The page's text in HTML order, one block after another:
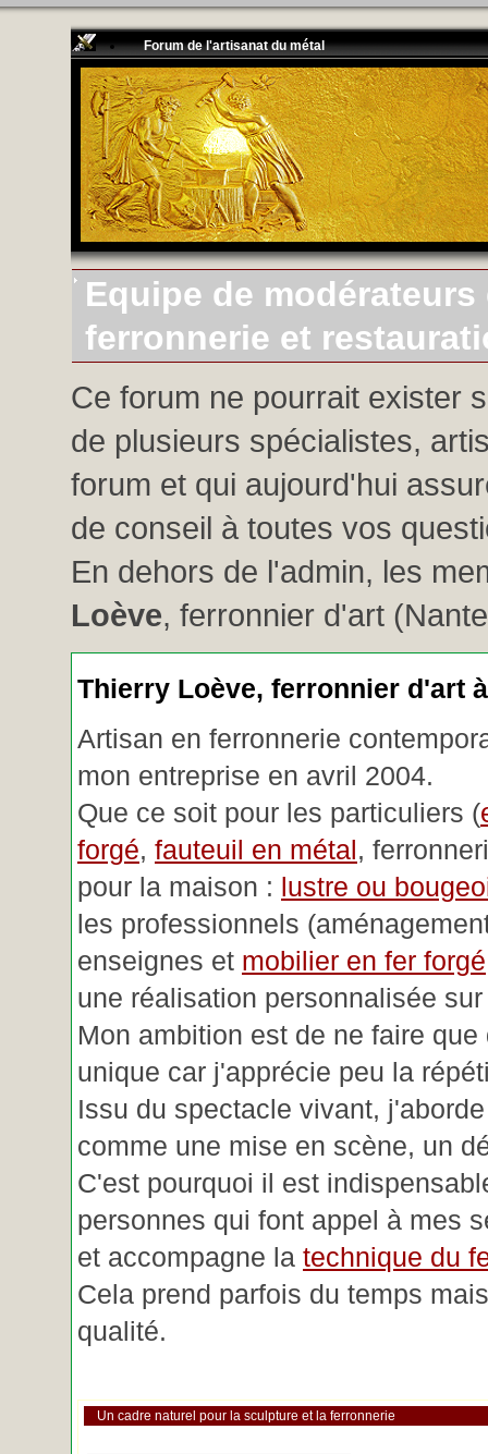
Forum de l'artisanat du métal
Equipe de
ferronnerie et
Ce forum ne pourrait exister
de plusieurs spécialistes,
forum et qui aujourd'hui
de conseil à toutes vos
En dehors de l'admin, les
Loève, ferronnier d'art
Thierry Loève, ferronnier d'art
Artisan en ferronnerie
mon entreprise en avril 2004.
Que ce soit pour les particuliers (
forgé, fauteuil en métal,
pour la maison : lustre ou
les professionnels
enseignes et mobilier en fer forgé
une réalisation personnalisée
Mon ambition est de ne faire que
unique car j'apprécie peu la
Issu du spectacle vivant,
comme une mise en scène, un
C'est pourquoi il est
personnes qui font appel à mes
et accompagne la technique du
Cela prend parfois du temps
qualité.
Un cadre naturel pour la sculpture et la ferronnerie